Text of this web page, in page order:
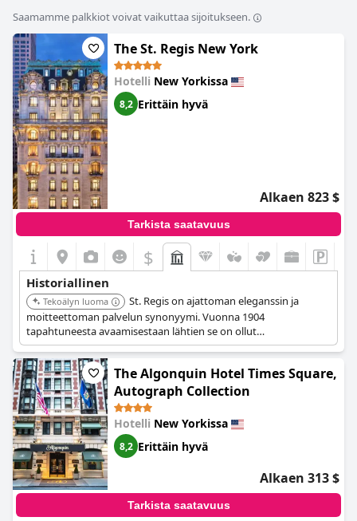
Saamamme palkkiot voivat vaikuttaa sijoitukseen.
The St. Regis New York
Hotelli New Yorkissa
8,2 Erittäin hyvä
Alkaen 823 $
Tarkista saatavuus
$
Historiallinen
Tekoälyn luoma
St. Regis on ajattoman eleganssin ja
moitteettoman palvelun synonyymi. Vuonna 1904
tapahtuneesta avaamisestaan lähtien se on ollut
kuninkaallisten, julkkisten ja vaativien matkailijoiden suosikki.
Sen Beaux-Arts-muotoilu, ylelliset mukavuudet ja historiallinen
merkitys tekevät siitä ensisijaisen valinnan niille, jotka etsivät
suurta ja hienostunutta kokemusta.
The Algonquin Hotel Times Square,
Autograph Collection
Hotelli New Yorkissa
8,2 Erittäin hyvä
Alkaen 313 $
Tarkista saatavuus